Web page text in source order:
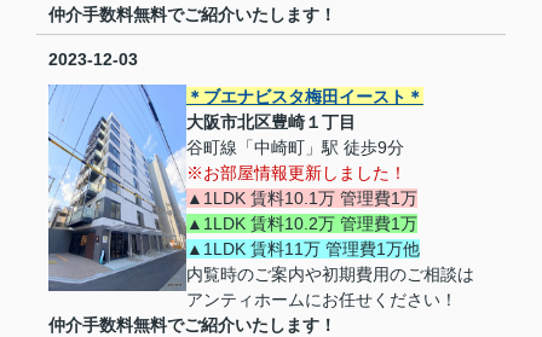
仲介手数料無料でご紹介いたします！
2023-12-03
＊ブエナビスタ梅田イースト＊
大阪市北区豊崎１丁目
谷町線「中崎町」駅 徒歩9分
※お部屋情報更新しました！
▲1LDK 賃料10.1万 管理費1万
▲1LDK 賃料10.2万 管理費1万
▲1LDK 賃料11万 管理費1万他
内覧時のご案内や初期費用のご相談は
アンティホームにお任せください！
仲介手数料無料でご紹介いたします！